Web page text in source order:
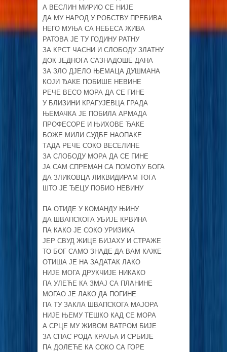
А ВЕСЛИН МИРИО СЕ НИЈЕ
ДА МУ НАРОД У РОБСТВУ ПРЕБИВА
НЕГО МУЊА СА НЕБЕСА ЖИВА
РАТОВА ЈЕ ТУ ГОДИНУ РАТНУ
ЗА КРСТ ЧАСНИ И СЛОБОДУ ЗЛАТНУ
ДОК ЈЕДНОГА САЗНАДОШЕ ДАНА
ЗА ЗЛО ДЈЕЛО ЊЕМАЦА ДУШМАНА
КОЈИ ЂАКЕ ПОБИШЕ НЕВИНЕ
РЕЧЕ ВЕСО МОРА ДА СЕ ГИНЕ
У БЛИЗИНИ КРАГУЈЕВЦА ГРАДА
ЊЕМАЧКА ЈЕ ПОБИЛА АРМАДА
ПРОФЕСОРЕ И ЊИХОВЕ ЂАКЕ
БОЖЕ МИЛИ СУДБЕ НАОПАКЕ
ТАДА РЕЧЕ СОКО ВЕСЕЛИНЕ
ЗА СЛОБОДУ МОРА ДА СЕ ГИНЕ
ЈА САМ СПРЕМАН СА ПОМОЋУ БОГА
ДА ЗЛИКОВЦА ЛИКВИДИРАМ ТОГА
ШТО ЈЕ ЂЕЦУ ПОБИО НЕВИНУ
ПА ОТИДЕ У КОМАНДУ ЊИНУ
ДА ШВАПСКОГА УБИЈЕ КРВИНА
ПА КАКО ЈЕ СОКО УРИЗИКА
ЈЕР СВУД ЖИЦЕ БИЈАХУ И СТРАЖЕ
ТО БОГ САМО ЗНАДЕ ДА ВАМ КАЖЕ
ОТИША ЈЕ НА ЗАДАТАК ЛАКО
НИЈЕ МОГА ДРУКЧИЈЕ НИКАКО
ПА УЛЕЋЕ КА ЗМАЈ СА ПЛАНИНЕ
МОГАО ЈЕ ЛАКО ДА ПОГИНЕ
ПА ТУ ЗАКЛА ШВАПСКОГА МАЈОРА
НИЈЕ ЊЕМУ ТЕШКО КАД СЕ МОРА
А СРЦЕ МУ ЖИВОМ ВАТРОМ БИЈЕ
ЗА СПАС РОДА КРАЉА И СРБИЈЕ
ПА ДОЛЕЋЕ КА СОКО СА ГОРЕ